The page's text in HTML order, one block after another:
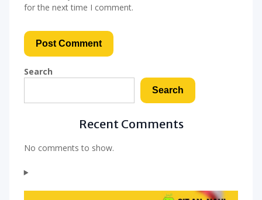
for the next time I comment.
Search
Search
Recent Comments
No comments to show.